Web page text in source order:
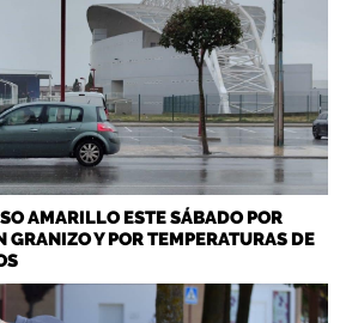
AMARILLO ESTE SÁBADO POR
GRANIZO Y POR TEMPERATURAS DE